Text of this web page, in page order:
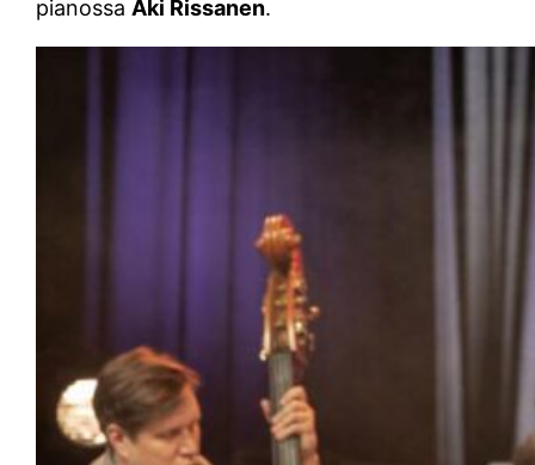
pianossa Aki Rissanen.